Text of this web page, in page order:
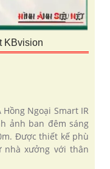
KBvision
Hồng Ngoại Smart IR
ảnh ban đêm sáng
Được thiết kế phù
xưởng với thân